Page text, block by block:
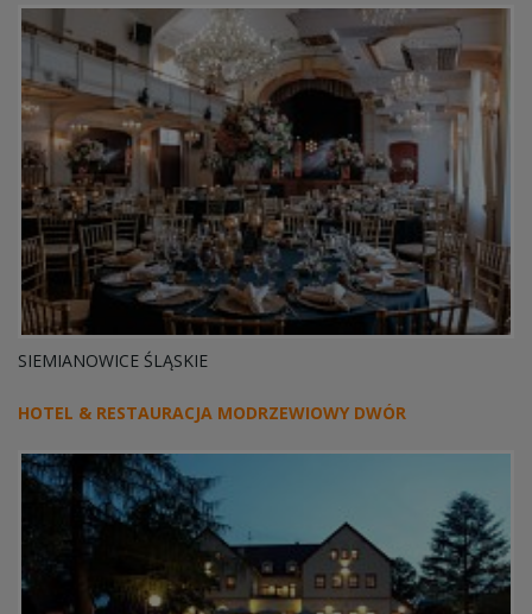
SIEMIANOWICE ŚLĄSKIE
HOTEL & RESTAURACJA MODRZEWIOWY DWÓR